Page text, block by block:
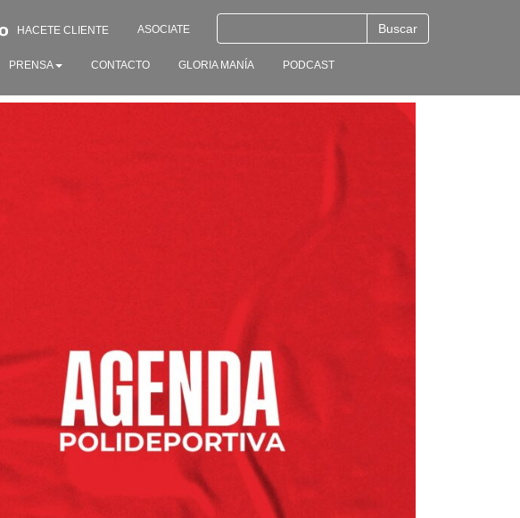
HACETE CLIENTE ASOCIATE
PRENSA CONTACTO GLORIA MANÍA PODCAST